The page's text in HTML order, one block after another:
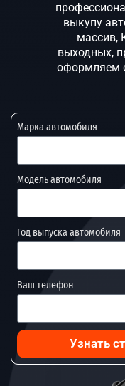
выкупу
массив,
выходных,
оформляем
Марка автомобиля
Модель автомобиля
Год выпуска автомобиля
Ваш телефон
Узнать